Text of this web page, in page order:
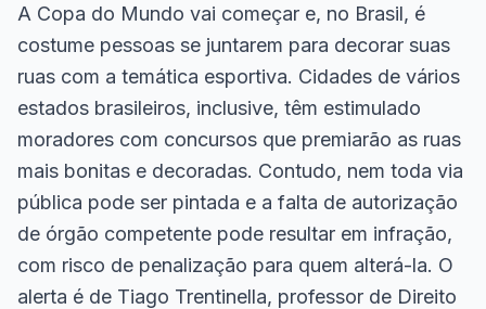
A Copa do Mundo vai começar e, no Brasil, é
costume pessoas se juntarem para decorar suas
ruas com a temática esportiva. Cidades de vários
estados brasileiros, inclusive, têm estimulado
moradores com concursos que premiarão as ruas
mais bonitas e decoradas. Contudo, nem toda via
pública pode ser pintada e a falta de autorização
de órgão competente pode resultar em infração,
com risco de penalização para quem alterá-la. O
alerta é de Tiago Trentinella, professor de Direito